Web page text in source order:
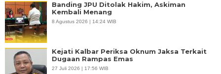
Banding JPU Ditolak Hakim, Askiman
Kembali Menang
8 Agustus 2026 | 14:24 WIB
Kejati Kalbar Periksa Oknum Jaksa Terkait
Dugaan Rampas Emas
27 Juli 2026 | 17:56 WIB